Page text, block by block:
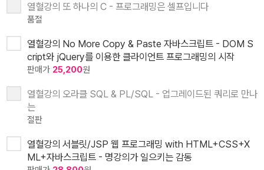
열혈강의 또 하나의 C - 프로그래밍은 셀프입니다
품절
열혈강의 No More Copy & Paste 자바스크립트 - DOM S
cript와 jQuery를 이용한 클라이언트 프로그래밍의 시작
판매가 25,200원
열혈강의 오라클 SQL & PL/SQL - 업그레이드된 쿼리로 만나
는
절판
열혈강의 서블릿/JSP 웹 프로그래밍 with HTML+CSS+X
ML+자바스크립트 - 명강의가 일으키는 감동